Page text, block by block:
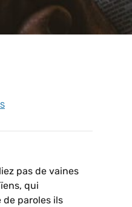
pas de vaines
qui
de paroles ils